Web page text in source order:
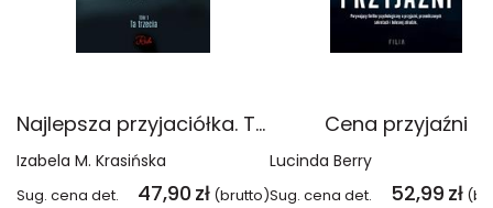
Najlepsza przyjaciółka. Ta trzecia. Tom 1
Izabela M. Krasińska
Sug. cena det. 47,90 zł (brutto)
Cena przyjaźni
Lucinda Berry
Sug. cena det. 52,99 zł